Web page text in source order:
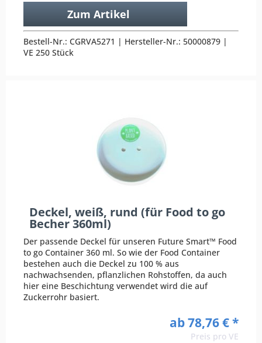
Zum Artikel
Bestell-Nr.: CGRVA5271 | Hersteller-Nr.: 50000879 |
VE 250 Stück
Deckel, weiß, rund (für Food to go
Becher 360ml)
Der passende Deckel für unseren Future Smart™ Food
to go Container 360 ml. So wie der Food Container
bestehen auch die Deckel zu 100 % aus
nachwachsenden, pflanzlichen Rohstoffen, da auch
hier eine Beschichtung verwendet wird die auf
Zuckerrohr basiert.
ab 78,76 € *
Preis pro VE